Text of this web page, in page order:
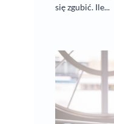
Aroma Home
28 marca, 2022
się zgubić. Ile...